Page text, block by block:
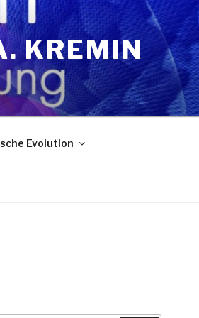
KREMIN
Evolution